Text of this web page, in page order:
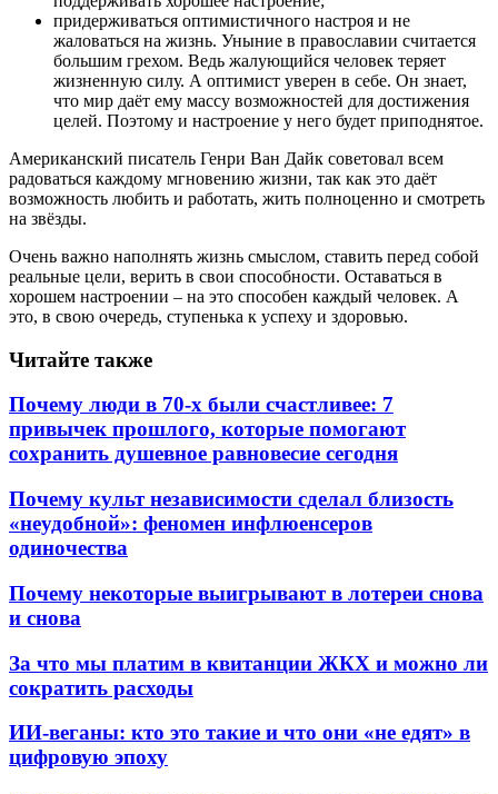
придерживаться оптимистичного настроя и не
жаловаться на жизнь. Уныние в православии считается
большим грехом. Ведь жалующийся человек теряет
жизненную силу. А оптимист уверен в себе. Он знает,
что мир даёт ему массу возможностей для достижения
целей. Поэтому и настроение у него будет приподнятое.
Американский писатель Генри Ван Дайк советовал всем
радоваться каждому мгновению жизни, так как это даёт
возможность любить и работать, жить полноценно и смотреть
на звёзды.
Очень важно наполнять жизнь смыслом, ставить перед собой
реальные цели, верить в свои способности. Оставаться в
хорошем настроении – на это способен каждый человек. А
это, в свою очередь, ступенька к успеху и здоровью.
Читайте также
Почему люди в 70-х были счастливее: 7
привычек прошлого, которые помогают
сохранить душевное равновесие сегодня
Почему культ независимости сделал близость
«неудобной»: феномен инфлюенсеров
одиночества
Почему некоторые выигрывают в лотереи снова
и снова
За что мы платим в квитанции ЖКХ и можно ли
сократить расходы
ИИ-веганы: кто это такие и что они «не едят» в
цифровую эпоху